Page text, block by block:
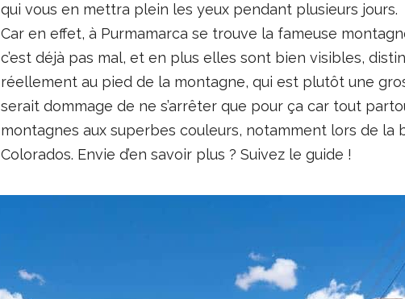
qui vous en mettra plein les yeux pendant plusieurs jours.
Car en effet, à Purmamarca se trouve la fameuse
c’est déjà pas mal, et en plus elles sont bien visibles,
réellement au pied de la montagne, qui est plutôt une
serait dommage de ne s’arrêter que pour ça car tout
montagnes aux superbes couleurs, notamment lors de la
Colorados. Envie d’en savoir plus ? Suivez le guide !